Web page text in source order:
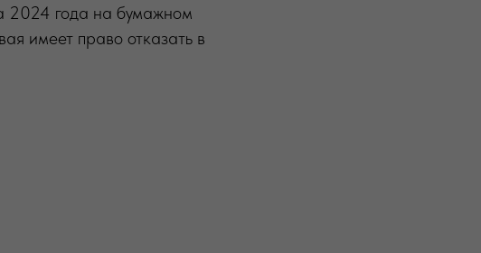
2024 года на бумажном
имеет право отказать в